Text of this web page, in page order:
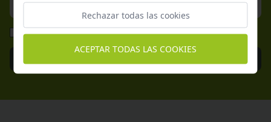
He leído y acepto laPolítica de Privacidad
Rechazar todas las cookies
ACEPTAR TODAS LAS COOKIES